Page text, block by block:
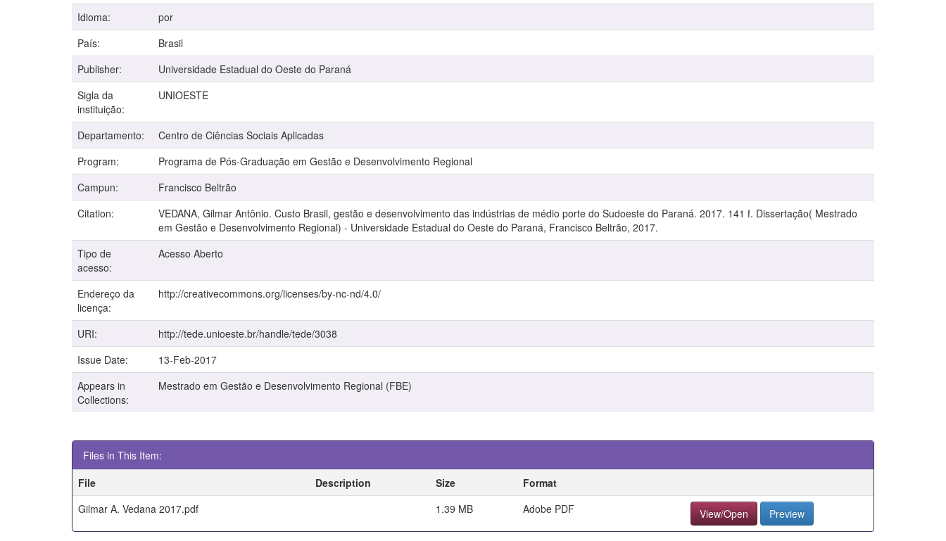
Idioma:
por
País:
Brasil
Publisher:
Universidade Estadual do Oeste do Paraná
Sigla da
instituição:
UNIOESTE
Departamento:
Centro de Ciências Sociais Aplicadas
Program:
Programa de Pós-Graduação em Gestão e Desenvolvimento Regional
Campun:
Francisco Beltrão
Citation:
VEDANA, Gilmar Antônio. Custo Brasil, gestão e desenvolvimento das indústrias de médio porte do Sudoeste do Paraná. 2017. 141 f. Dissertação( Mestrado
em Gestão e Desenvolvimento Regional) - Universidade Estadual do Oeste do Paraná, Francisco Beltrão, 2017.
Tipo de
acesso:
Acesso Aberto
Endereço da
licença:
http://creativecommons.org/licenses/by-nc-nd/4.0/
URI:
http://tede.unioeste.br/handle/tede/3038
Issue Date:
13-Feb-2017
Appears in
Collections:
Mestrado em Gestão e Desenvolvimento Regional (FBE)
Files in This Item:
File
Description Size
Format
Gilmar A. Vedana 2017.pdf
1.39 MB Adobe PDF View/Open Preview